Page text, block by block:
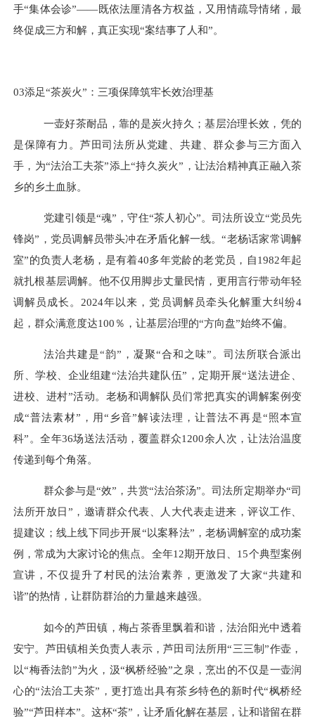
手“集体会诊”——既依法厘清各方权益，又用情疏导情绪，最
终促成三方和解，真正实现“案结事了人和”。
03添足“茶炭火”：三项保障筑牢长效治理基
一壶好茶耐品，靠的是炭火持久；基层治理长效，凭的
是保障有力。芦田司法所从党建、共建、群众参与三方面入
手，为“法治工夫茶”添上“持久炭火”，让法治精神真正融入茶
乡的乡土血脉。
党建引领是“魂”，守住“茶人初心”。司法所设立“党员先
锋岗”，党员调解员带头冲在矛盾化解一线。“老杨话家常调解
室”的负责人老杨，是有着40多年党龄的老党员，自1982年起
就扎根基层调解。他不仅用脚步丈量民情，更用言行带动年轻
调解员成长。2024年以来，党员调解员牵头化解重大纠纷4
起，群众满意度达100％，让基层治理的“方向盘”始终不偏。
法治共建是“韵”，凝聚“合和之味”。司法所联合派出
所、学校、企业组建“法治共建队伍”，定期开展“送法进企、
进校、进村”活动。老杨和调解队员们常把真实的调解案例变
成“普法素材”，用“乡音”解读法理，让普法不再是“照本宣
科”。全年36场送法活动，覆盖群众1200余人次，让法治温度
传递到每个角落。
群众参与是“效”，共赏“法治茶汤”。司法所定期举办“司
法所开放日”，邀请群众代表、人大代表走进来，评议工作、
提建议；线上线下同步开展“以案释法”，老杨调解室的成功案
例，常成为大家讨论的焦点。全年12期开放日、15个典型案例
宣讲，不仅提升了村民的法治素养，更激发了大家“共建和
谐”的热情，让群防群治的力量越来越强。
如今的芦田镇，梅占茶香里飘着和谐，法治阳光中透着
安宁。芦田镇相关负责人表示，芦田司法所用“三三制”作壶，
以“梅香法韵”为火，汲“枫桥经验”之泉，烹出的不仅是一壶润
心的“法治工夫茶”，更打造出具有茶乡特色的新时代“枫桥经
验”“芦田样本”。这杯“茶”，让矛盾化解在基层，让和谐留在群